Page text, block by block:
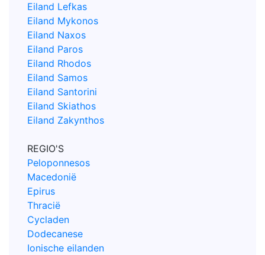
Eiland Lefkas
Eiland Mykonos
Eiland Naxos
Eiland Paros
Eiland Rhodos
Eiland Samos
Eiland Santorini
Eiland Skiathos
Eiland Zakynthos
REGIO'S
Peloponnesos
Macedonië
Epirus
Thracië
Cycladen
Dodecanese
Ionische eilanden